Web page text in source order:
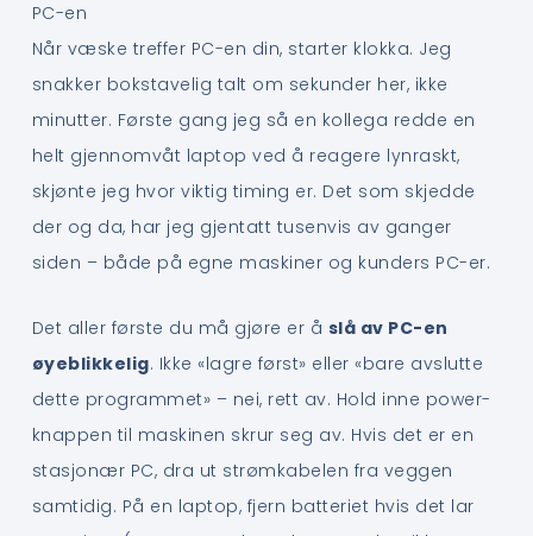
PC-en
Når væske treffer PC-en din, starter klokka. Jeg
snakker bokstavelig talt om sekunder her, ikke
minutter. Første gang jeg så en kollega redde en
helt gjennomvåt laptop ved å reagere lynraskt,
skjønte jeg hvor viktig timing er. Det som skjedde
der og da, har jeg gjentatt tusenvis av ganger
siden – både på egne maskiner og kunders PC-er.
Det aller første du må gjøre er å slå av PC-en
øyeblikkelig. Ikke «lagre først» eller «bare avslutte
dette programmet» – nei, rett av. Hold inne power-
knappen til maskinen skrur seg av. Hvis det er en
stasjonær PC, dra ut strømkabelen fra veggen
samtidig. På en laptop, fjern batteriet hvis det lar